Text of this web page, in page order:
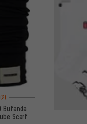
media: 5 de 5 basada en 2 reseñas
(2)
Bufanda
Scarf